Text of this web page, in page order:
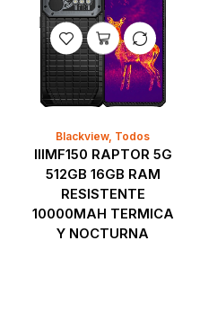
Blackview, Todos
IIIMF150 RAPTOR 5G
512GB 16GB RAM
RESISTENTE
10000MAH TERMICA
Y NOCTURNA